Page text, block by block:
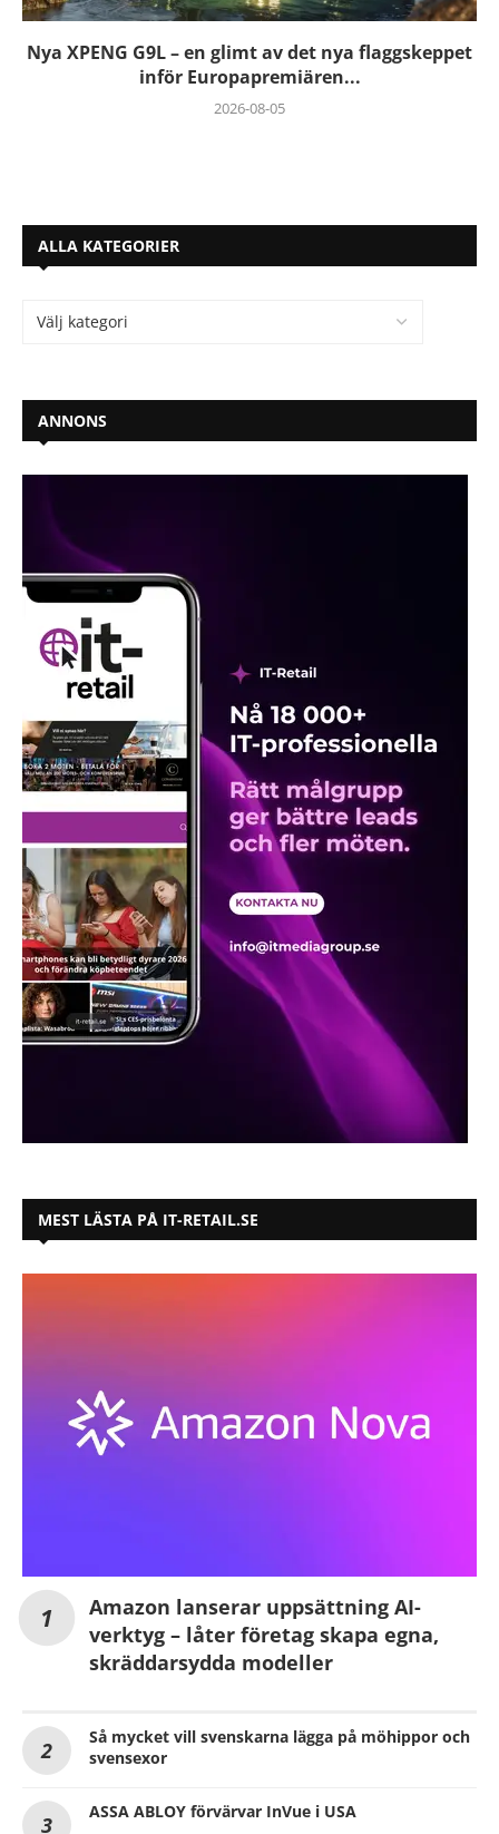
Nya XPENG G9L – en glimt av det nya flaggskeppet
inför Europapremiären...
2026-08-05
ALLA KATEGORIER
ANNONS
MEST LÄSTA PÅ IT-RETAIL.SE
Amazon lanserar uppsättning AI-
verktyg – låter företag skapa egna,
skräddarsydda modeller
Så mycket vill svenskarna lägga på möhippor och
svensexor
ASSA ABLOY förvärvar InVue i USA